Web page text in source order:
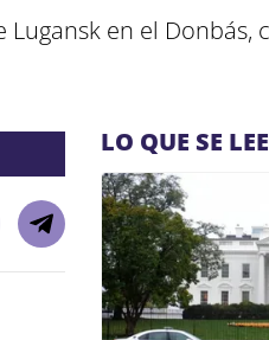
en el Donbás,
LO QUE SE